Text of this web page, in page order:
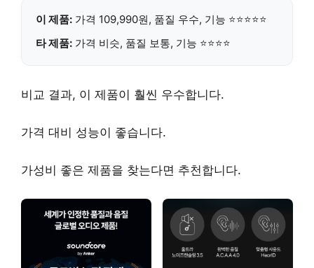
이 제품: 가격 109,990원, 품질 우수, 기능 ⭐⭐⭐⭐⭐
타 제품: 가격 비슷, 품질 보통, 기능 ⭐⭐⭐⭐
비교 결과, 이 제품이 훨씬 우수합니다.
가격 대비 성능이 좋습니다.
가성비 좋은 제품을 찾는다면 추천합니다.